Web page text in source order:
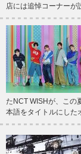
店には追悼コーナー
たNCT WISHが、この
本語をタイトルにし